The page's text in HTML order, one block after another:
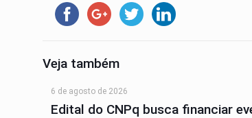
Veja também
6 de agosto de 2026
Edital do CNPq busca financiar